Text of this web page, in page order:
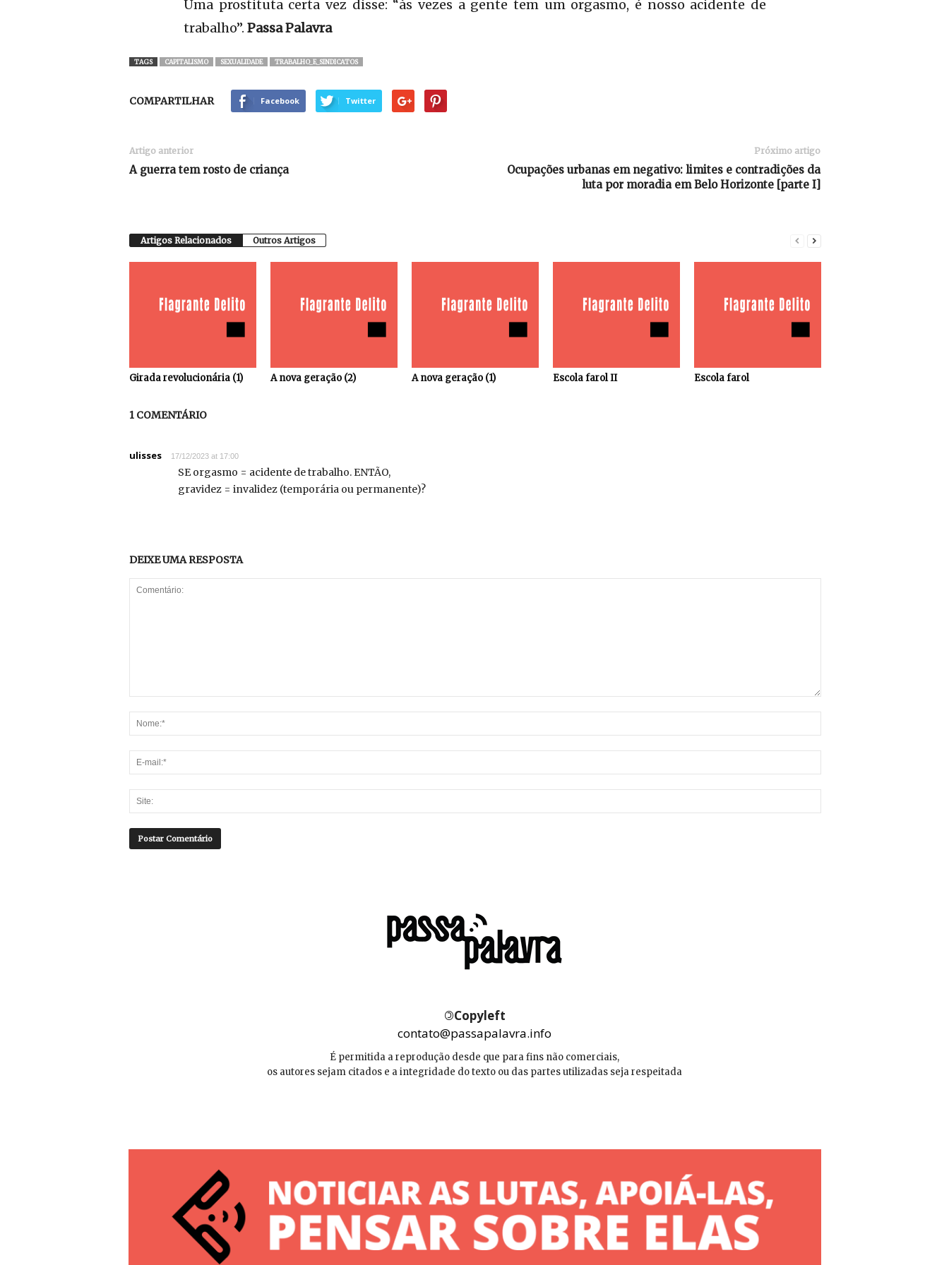
Uma prostituta certa vez disse: “às vezes a gente tem um orgasmo, é nosso acidente de
trabalho”. Passa Palavra
TAGS CAPITALISMO SEXUALIDADE TRABALHO_E_SINDICATOS
COMPARTILHAR Facebook Twitter
Artigo anterior
A guerra tem rosto de criança
Próximo artigo
Ocupações urbanas em negativo: limites e contradições da
luta por moradia em Belo Horizonte [parte I]
Artigos Relacionados Outros Artigos
Girada revolucionária (1) A nova geração (2) A nova geração (1) Escola farol II Escola farol
1 COMENTÁRIO
ulisses 17/12/2023 at 17:00
SE orgasmo = acidente de trabalho. ENTÃO,
gravidez = invalidez (temporária ou permanente)?
DEIXE UMA RESPOSTA
©Copyleft
contato@passapalavra.info
É permitida a reprodução desde que para fins não comerciais,
os autores sejam citados e a integridade do texto ou das partes utilizadas seja respeitada